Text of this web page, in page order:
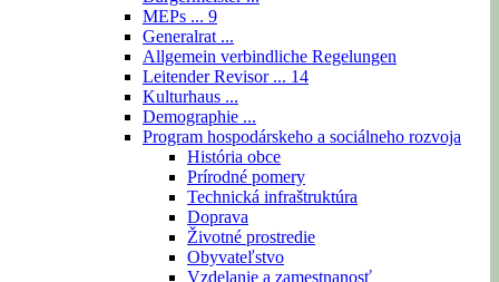
MEPs ... 9
Generalrat ...
Allgemein verbindliche Regelungen
Leitender Revisor ... 14
Kulturhaus ...
Demographie ...
Program hospodárskeho a sociálneho rozvoja
História obce
Prírodné pomery
Technická infraštruktúra
Doprava
Životné prostredie
Obyvateľstvo
Vzdelanie a zamestnanosť